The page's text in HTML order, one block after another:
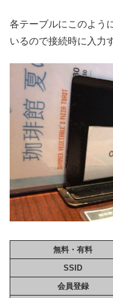
各テーブルにこのよう
いるので接続時に入力
無料・有料
SSID
会員登録